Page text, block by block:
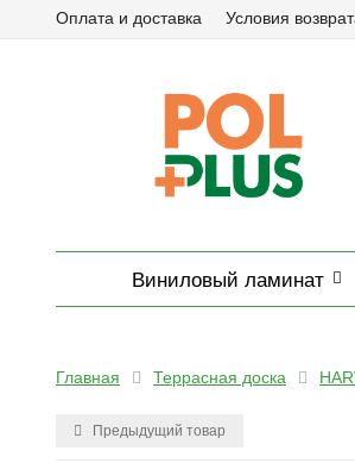
Оплата и доставка Условия
Виниловый ламинат
Главная Террасная доска
Предыдущий товар